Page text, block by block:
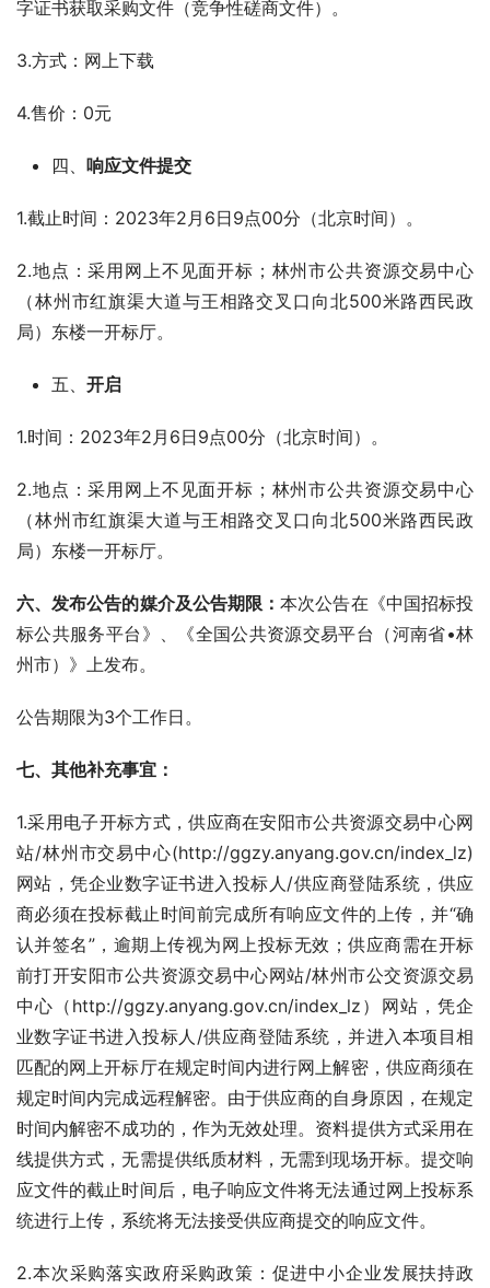
字证书获取采购文件（竞争性磋商文件）。
3.方式：网上下载
4.售价：0元
四、 响应文件提交
1.截止时间：2023年2月6日9点00分（北京时间）。
2.地点：采用网上不见面开标；林州市公共资源交易中心
（林州市红旗渠大道与王相路交叉口向北500米路西民政
局）东楼一开标厅。
五、 开启
1.时间：2023年2月6日9点00分（北京时间）。
2.地点：采用网上不见面开标；林州市公共资源交易中心
（林州市红旗渠大道与王相路交叉口向北500米路西民政
局）东楼一开标厅。
六、发布公告的媒介及公告期限：本次公告在《中国招标投
标公共服务平台》、《全国公共资源交易平台（河南省•林
州市）》上发布。
公告期限为3个工作日。
七、其他补充事宜：
1.采用电子开标方式，供应商在安阳市公共资源交易中心网
站/林州市交易中心(http://ggzy.anyang.gov.cn/index_lz)
网站，凭企业数字证书进入投标人/供应商登陆系统，供应
商必须在投标截止时间前完成所有响应文件的上传，并“确
认并签名”，逾期上传视为网上投标无效；供应商需在开标
前打开安阳市公共资源交易中心网站/林州市公交资源交易
中心（http://ggzy.anyang.gov.cn/index_lz）网站，凭企
业数字证书进入投标人/供应商登陆系统，并进入本项目相
匹配的网上开标厅在规定时间内进行网上解密，供应商须在
规定时间内完成远程解密。由于供应商的自身原因，在规定
时间内解密不成功的，作为无效处理。资料提供方式采用在
线提供方式，无需提供纸质材料，无需到现场开标。提交响
应文件的截止时间后，电子响应文件将无法通过网上投标系
统进行上传，系统将无法接受供应商提交的响应文件。
2.本次采购落实政府采购政策：促进中小企业发展扶持政